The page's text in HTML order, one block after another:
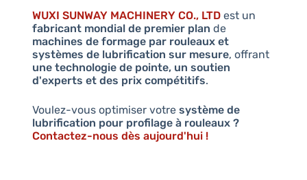
WUXI SUNWAY MACHINERY CO., LTDest un
fabricant mondial de premier plan de
machines de formage par rouleaux et
systèmes de lubrification sur mesure, offrant
une technologie de pointe, un soutien
d'experts et des prix compétitifs.
Voulez-vous optimiser votre système de
lubrification pour profilage à rouleaux ?
Contactez-nous dès aujourd'hui !